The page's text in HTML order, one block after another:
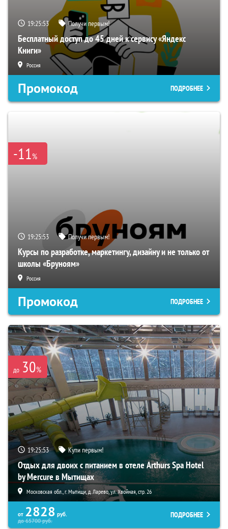
19:25:52 Получи первым!
Бесплатный доступ до 45 дней к сервису «Яндекс
Книги»
Россия
Промокод ПОДРОБНЕЕ
-11%
19:25:52 Получи первым!
Курсы по разработке, маркетингу, дизайну и не только от
школы «Бруноям»
Россия
Промокод ПОДРОБНЕЕ
до 30%
19:25:52 Купи первым!
Отдых для двоих с питанием в отеле Arthurs Spa Hotel
by Mercure в Мытищах
Московская обл., г. Мытищи, д. Ларево, ул. Хвойная, стр. 26
от 2828 руб.
до65700руб.
ПОДРОБНЕЕ